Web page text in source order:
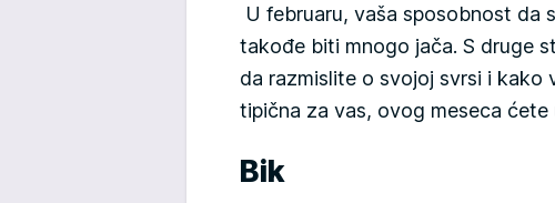
U februaru, vaša sposobnost da
takođe biti mnogo jača. S druge
da razmislite o svojoj svrsi i kako
tipična za vas, ovog meseca ćete
Bik